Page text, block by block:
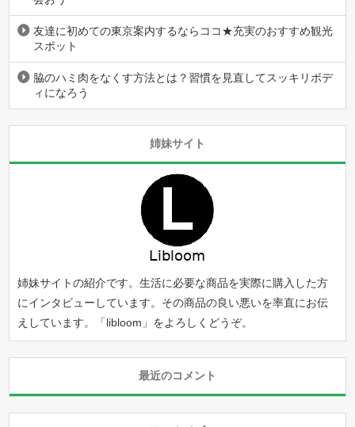
友達に初めての東京案内するならココ★充実のおすすめ観光
スポット
脇のハミ肉をなくす方法とは？習慣を見直してスッキリボデ
ィになろう
姉妹サイト
姉妹サイトの紹介です。生活に必要な商品を実際に購入した方
にインタビューしています。その商品の良い悪いを率直にお伝
えしています。「libloom 」をよろしくどうぞ。
最近のコメント